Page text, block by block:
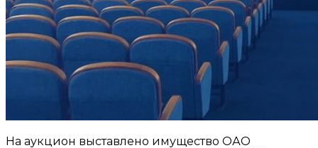
На аукцион выставлено имущество ОАО